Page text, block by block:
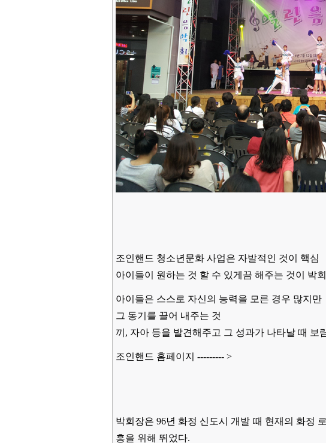
조인핸드 청소년문화 사업은 자발적인 것이 핵심
아이들이 원하는 것 할 수 있게끔 해주는 것이 박
아이들은 스스로 자신의 능력을 모른 경우 많지만
그 동기를 끌어 내주는 것
끼, 자아 등을 발견해주고 그 성과가 나타날 때 보
조인핸드 홈페이지 --------- >
박회장은 96년 화정 신도시 개발 때 현재의 화정
흥을 위해 뛰었다.